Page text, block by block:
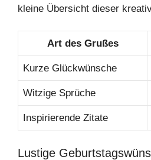
kleine Übersicht dieser
Art des Grußes
Kurze Glückwünsche
Witzige Sprüche
Inspirierende Zitate
Lustige